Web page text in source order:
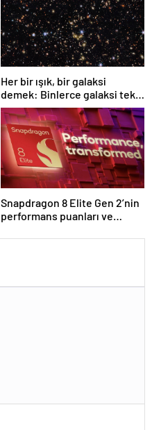
Her bir ışık, bir galaksi
demek: Binlerce galaksi tek
karede görüntülendi
Snapdragon 8 Elite Gen 2’nin
performans puanları ve